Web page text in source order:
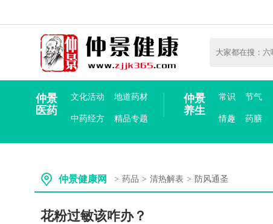
仲景
医药
文化活动 地道药材
中药经方 精品专题
仲景
养生
常识 节气
情趣 药膳
仲景健康网 > 药品 > 清热解表 > 防风通圣
花粉过敏该咋办？